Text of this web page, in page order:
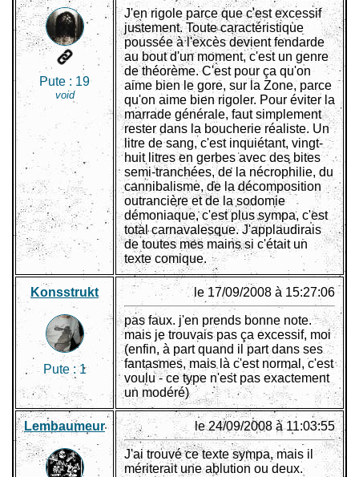
Pute : 19
void
J'en rigole parce que c'est excessif
justement. Toute caractéristique
poussée à l'excès devient fendarde
au bout d'un moment, c'est un genre
de théorème. C'est pour ça qu'on
aime bien le gore, sur la Zone, parce
qu'on aime bien rigoler. Pour éviter la
marrade générale, faut simplement
rester dans la boucherie réaliste. Un
litre de sang, c'est inquiétant, vingt-
huit litres en gerbes avec des bites
semi-tranchées, de la nécrophilie, du
cannibalisme, de la décomposition
outrancière et de la sodomie
démoniaque, c'est plus sympa, c'est
total carnavalesque. J'applaudirais
de toutes mes mains si c'était un
texte comique.
Konsstrukt
Pute :1
le 17/09/2008 à 15:27:06
pas faux. j'en prends bonne note.
mais je trouvais pas ça excessif, moi
(enfin, à part quand il part dans ses
fantasmes, mais là c'est normal, c'est
voulu - ce type n'est pas exactement
un modéré)
Lembaumeur le 24/09/2008 à 11:03:55
J'ai trouvé ce texte sympa, mais il
mériterait une ablution ou deux.